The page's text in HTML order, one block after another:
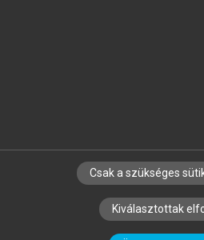
SZERZŐKNEK CÉGEKNEK
SZERKESZTÉSI ÉS
Csak a szükséges
Kiválasztottak